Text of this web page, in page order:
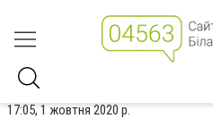
17:05, 1 жовтня 2020 р.